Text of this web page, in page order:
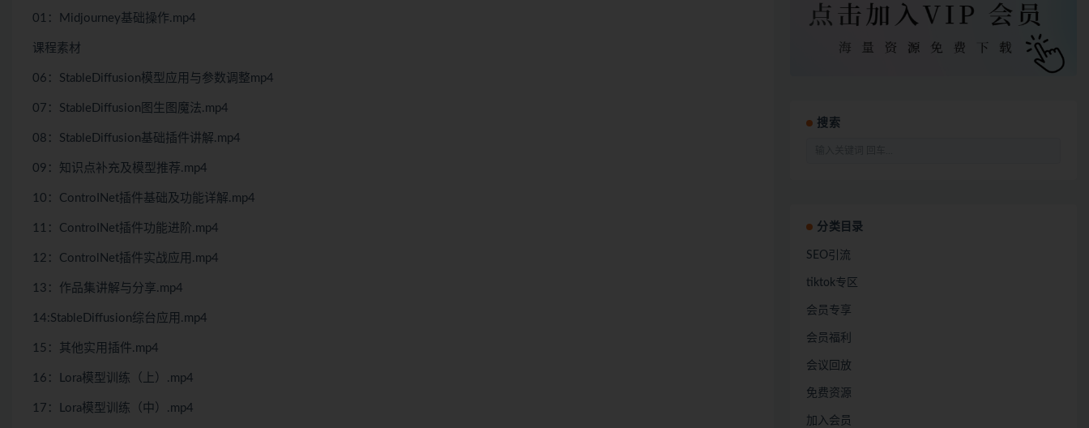
01：Midjourney基础操作.mp4
课程素材
06：StableDiffusion模型应用与参数调整mp4
07：StableDiffusion图生图魔法.mp4
08：StableDiffusion基础插件讲解.mp4
09：知识点补充及模型推荐.mp4
10：ControINet插件基础及功能详解.mp4
11：ControINet插件功能进阶.mp4
12：ControlNet插件实战应用.mp4
13：作品集讲解与分享.mp4
14:StableDiffusion综台应用.mp4
15：其他实用插件.mp4
16：Lora模型训练（上）.mp4
17：Lora模型训练（中）.mp4
搜索
分类目录
SEO引流
tiktok专区
会员专享
会员福利
会议回放
免费资源
加入会员